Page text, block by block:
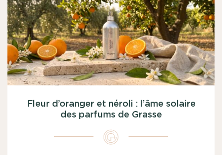
Fleur d’oranger et néroli : l’âme solaire
des parfums de Grasse